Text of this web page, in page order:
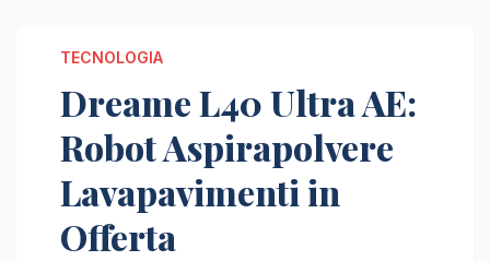
TECNOLOGIA
Dreame L40 Ultra AE:
Robot Aspirapolvere
Lavapavimenti in
Offerta